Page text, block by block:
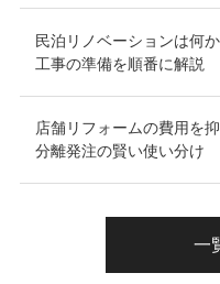
民泊リノベーションは何
工事の準備を順番に解説
店舗リフォームの費用を
分離発注の賢い使い分け
一